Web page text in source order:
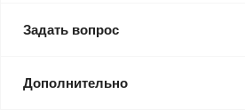
Задать вопрос
Дополнительно